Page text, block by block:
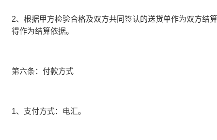
2、 根据甲方检验合格及双方共同签认的送货单作为双方结
得作为结算依据。
第六条：付款方式
1、 支付方式： 电汇。